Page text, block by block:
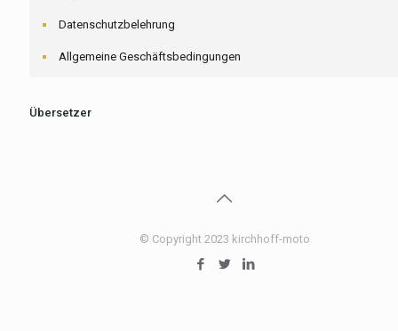
Datenschutzbelehrung
Allgemeine Geschäftsbedingungen
Übersetzer
© Copyright 2023 kirchhoff-moto